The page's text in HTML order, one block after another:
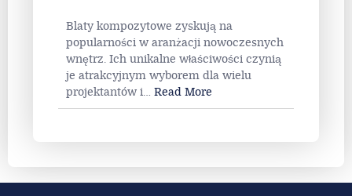
Blaty kompozytowe zyskują na
popularności w aranżacji nowoczesnych
wnętrz. Ich unikalne właściwości czynią
je atrakcyjnym wyborem dla wielu
projektantów i… Read More